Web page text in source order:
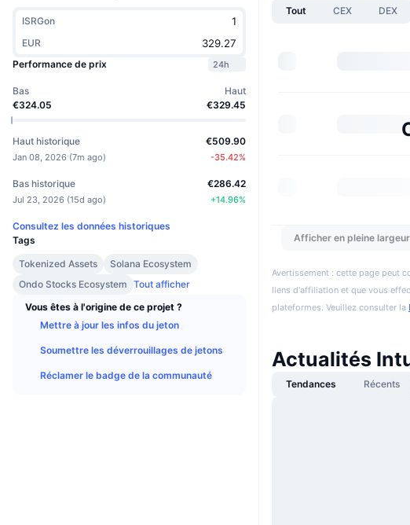
ISRGon
EUR
Performance de prix
24h
Bas
€324.05
Haut
€329.45
Haut historique
Jan 08, 2026 (7m ago)
€509.90
-35.42%
Bas historique
Jul 23, 2026 (15d ago)
€286.42
+14.96%
Consultez les données historiques
Tags
Tokenized Assets
Solana Ecosystem
Ondo Stocks Ecosystem Tout afficher
Vous êtes à l'origine de ce projet ?
Mettre à jour les infos du jeton
Soumettre les déverrouillages de jetons
Réclamer le badge de la communauté
Tout CEX DEX
Afficher en pleine largeur
Avertissement : cette page peut
liens d'affiliation et que vous
plateformes. Veuillez consulter la
Actualités
Tendances Récents